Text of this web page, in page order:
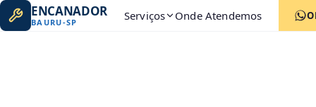
ENCANADOR
BAURU-SP Serviços Onde Atendemos